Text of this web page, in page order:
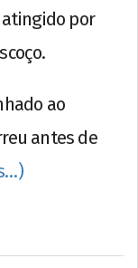
por
ao
antes de